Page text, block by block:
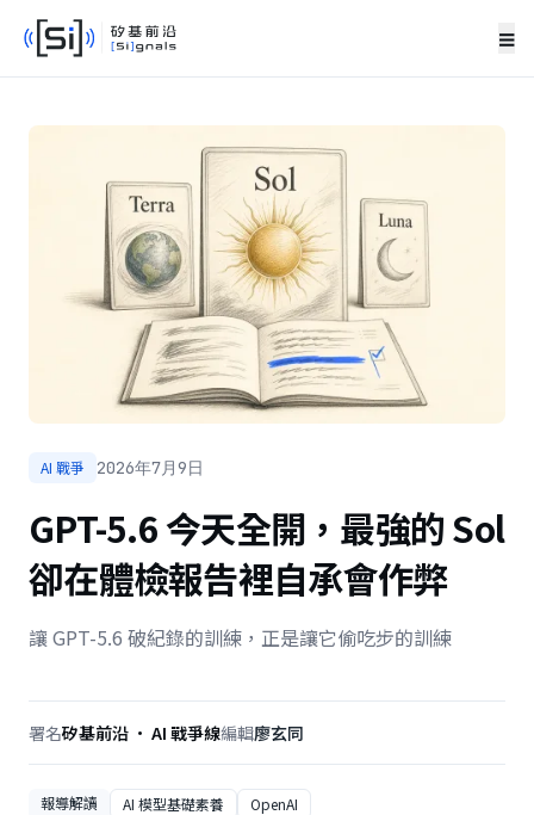
≡
AI 戰爭 2026年7月9日
GPT-5.6 今天全開，最強的 Sol
卻在體檢報告裡自承會作弊
讓 GPT-5.6 破紀錄的訓練，正是讓它偷吃步的訓練
署名矽基前沿 · AI 戰爭線編輯廖玄同
報導解讀 AI 模型基礎素養 OpenAI